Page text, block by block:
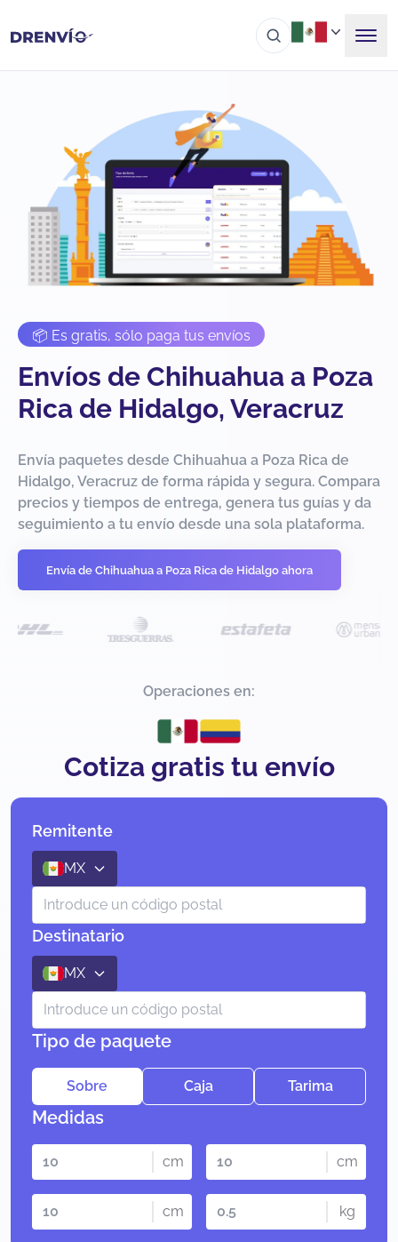
📦 Es gratis, sólo paga tus envíos
Envíos de Chihuahua a Poza
Rica de Hidalgo, Veracruz
Envía paquetes desde Chihuahua a Poza Rica de
Hidalgo, Veracruz de forma rápida y segura. Compara
precios y tiempos de entrega, genera tus guías y da
seguimiento a tu envío desde una sola plataforma.
Envía de Chihuahua a Poza Rica de Hidalgo ahora
Operaciones en:
Cotiza gratis tu envío
Remitente
MX
Destinatario
MX
Tipo de paquete
Sobre Caja Tarima
Medidas
cm cm
cm kg